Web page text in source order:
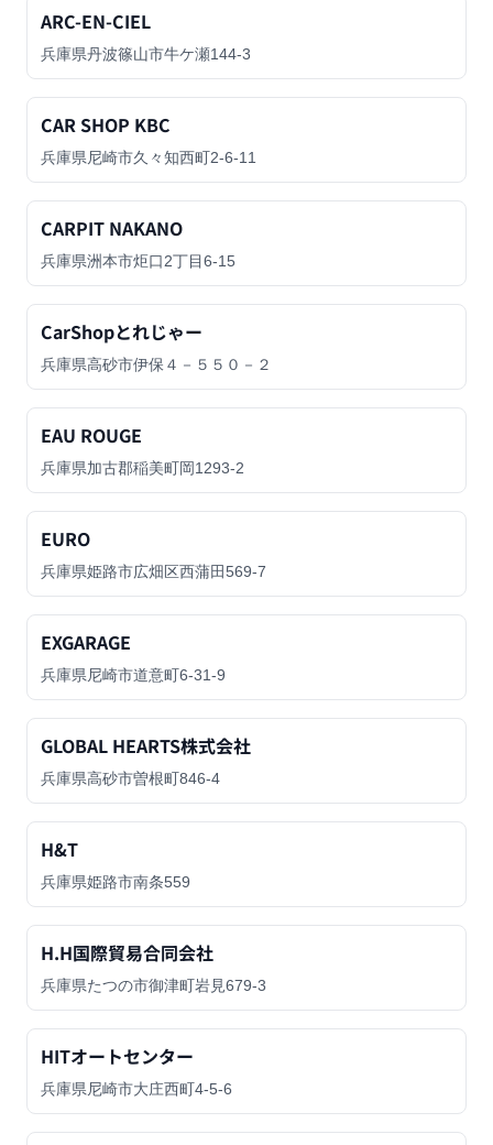
ARC-EN-CIEL
兵庫県丹波篠山市牛ケ瀬144-3
CAR SHOP KBC
兵庫県尼崎市久々知西町2-6-11
CARPIT NAKANO
兵庫県洲本市炬口2丁目6-15
CarShopとれじゃー
兵庫県高砂市伊保４－５５０－２
EAU ROUGE
兵庫県加古郡稲美町岡1293-2
EURO
兵庫県姫路市広畑区西蒲田569-7
EXGARAGE
兵庫県尼崎市道意町6-31-9
GLOBAL HEARTS株式会社
兵庫県高砂市曽根町846-4
H&T
兵庫県姫路市南条559
H.H国際貿易合同会社
兵庫県たつの市御津町岩見679-3
HITオートセンター
兵庫県尼崎市大庄西町4-5-6